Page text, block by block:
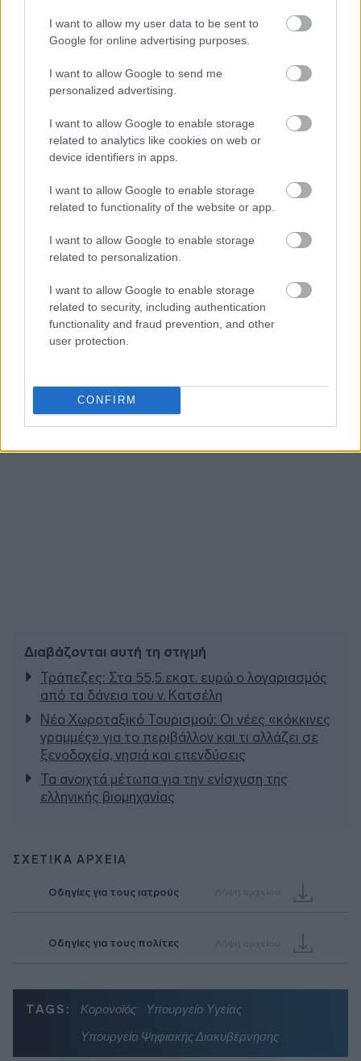
I want to allow my user data to be sent to
Google for online advertising purposes.
I want to allow Google to send me
personalized advertising.
I want to allow Google to enable storage
related to analytics like cookies on web or
device identifiers in apps.
I want to allow Google to enable storage
related to functionality of the website or app.
I want to allow Google to enable storage
related to personalization.
I want to allow Google to enable storage
related to security, including authentication
functionality and fraud prevention, and other
user protection.
CONFIRM
Ακολουθήστε τοinsider.gr στο Google News
πρώτοι όλες τιςειδήσειςαπό την Ελλάδα και τον κόσμο.
Διαβάζονται αυτή τη στιγμή
Τράπεζες: Στα 55,5 εκατ. ευρώ ο λογαριασμός
από τα δάνεια του ν. Κατσέλη
Νέο Χωροταξικό Τουρισμού: Οι νέες «κόκκινες
γραμμές» για το περιβάλλον και τι αλλάζει σε
ξενοδοχεία, νησιά και επενδύσεις
Τα ανοιχτά μέτωπα για την ενίσχυση της
ελληνικής βιομηχανίας
ΣΧΕΤΙΚΑ ΑΡΧΕΙΑ
Οδηγίες για τους ιατρούς
Οδηγίες για τους πολίτες
TAGS: Κορονοϊός
Υπουργείο Υγείας
Υπουργείο Ψηφιακής Διακυβέρνησης